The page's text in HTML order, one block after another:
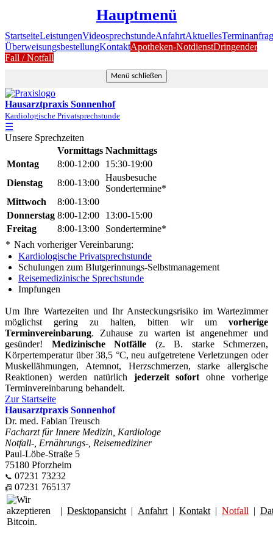
Hauptmenü
StartseiteLeistungenVideosprechstundeAnfahrtAktuelles
ÜberweisungsbestellungKontaktApotheken-NotdienstDringender
Fall / Notfall
Menü schließen
Hausarztpraxis Sonnenhof
Kardiologische Privatsprechstunde
☰
Unsere Sprechzeiten
Vormittags Nachmittags
Montag
8:00-12:00
15:30-19:00
Dienstag
8:00-13:00
Hausbesuche
Sondertermine*
Mittwoch
8:00-13:00
Donnerstag 8:00-12:00
13:00-15:00
Freitag
8:00-13:00
Sondertermine*
* Nach vorheriger Vereinbarung:
Kardiologische Privatsprechstunde
Schulungen zum Blutgerinnungs-Selbstmanagement
Reisemedizinische Sprechstunde
Impfungen
Um Ihre Wartezeiten und Ihr Ansteckungsrisiko im Wartezimmer
möglichst gering zu halten, bitten wir um vorherige
Terminvereinbarung. Zuhause zu warten ist angenehmer und
gesünder! Medizinische Notfälle (z. B. starke Schmerzen,
Körpertemperatur über 38,5 °C, neu aufgetretene Verletzungen oder
Muskellähmungen, Atemnot, Herzschmerzen, starke allergische
Reaktionen) werden natürlich jederzeit sofort ohne vorherige
Terminvereinbarung behandelt.
Zur Startseite
Hausarztpraxis Sonnenhof
Dr. med. Fabian Treusch
Facharzt für Innere Medizin, Kardiologe
Notfall-, Ernährungs-, Reisemediziner
Paul-Löbe-Straße 5
75180 Pforzheim
📞 07231 73232
📠 07231 765137
| Desktopansicht | Anfahrt | Kontakt | Notfall |